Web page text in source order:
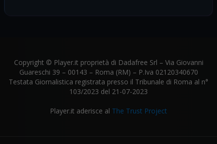
Copyright © Player.it proprietà di Dadafree Srl – Via Giovanni
Guareschi 39 – 00143 – Roma (RM) – P.Iva 02120340670
Testata Giornalistica registrata presso il Tribunale di Roma al n°
103/2023 del 21-07-2023
Player.it aderisce al The Trust Project